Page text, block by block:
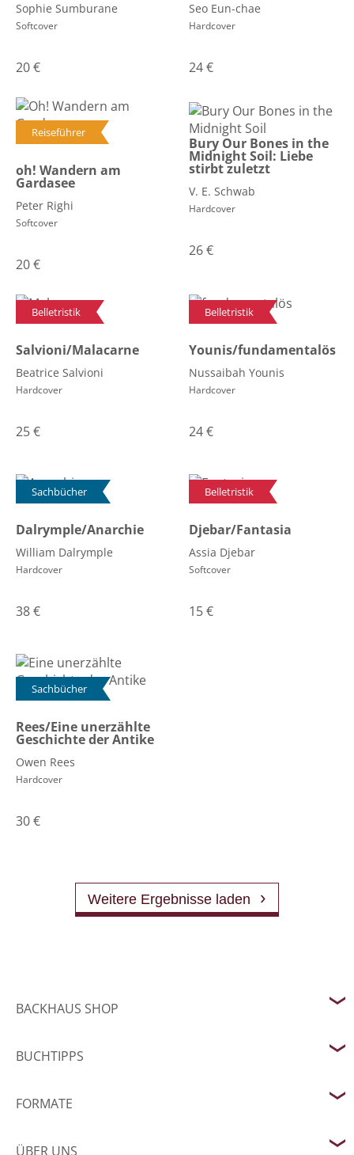
Sophie Sumburane
Softcover
20€
Seo Eun-chae
Hardcover
24€
Reiseführer
oh! Wandern am
Gardasee
Peter Righi
Softcover
20€
Bury Our Bones in the
Midnight Soil: Liebe
stirbt zuletzt
V. E. Schwab
Hardcover
26€
Belletristik
Salvioni/Malacarne
Beatrice Salvioni
Hardcover
25€
Belletristik
Younis/fundamentalös
Nussaibah Younis
Hardcover
24€
Sachbücher
Dalrymple/Anarchie
William Dalrymple
Hardcover
38€
Belletristik
Djebar/Fantasia
Assia Djebar
Softcover
15€
Sachbücher
Rees/Eine unerzählte
Geschichte der Antike
Owen Rees
Hardcover
30€
Weitere Ergebnisse laden
BACKHAUS SHOP
BUCHTIPPS
FORMATE
ÜBER UNS